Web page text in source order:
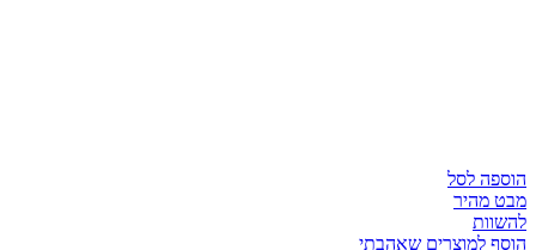
הוספה לסל
מבט מהיר
להשוות
הוסף למוצרים שאהבתי